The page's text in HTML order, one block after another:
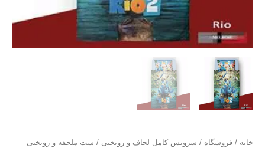
خانه / فروشگاه / سرویس کامل لحاف و روتختی / ست ملحفه و روتختی